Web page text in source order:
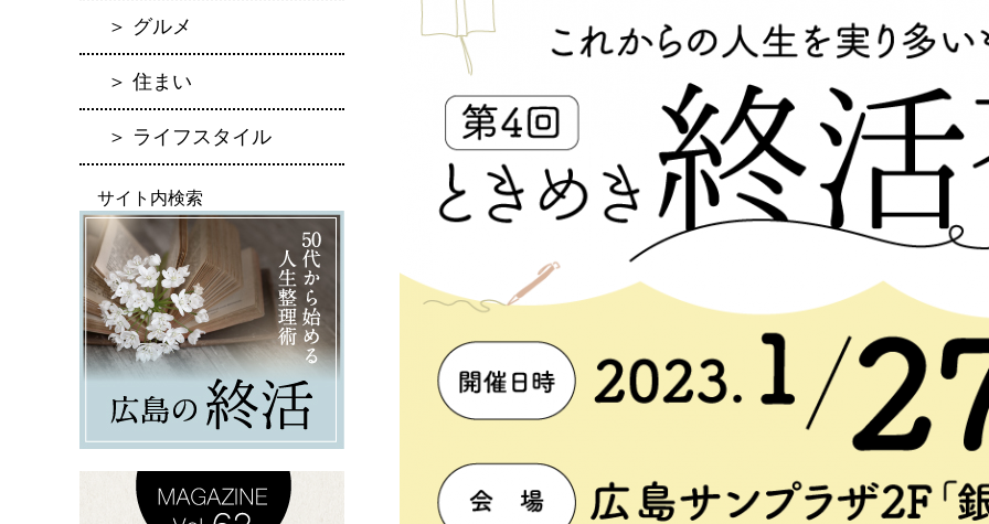
＞ グルメ
＞ 住まい
＞ ライフスタイル
サイト内検索